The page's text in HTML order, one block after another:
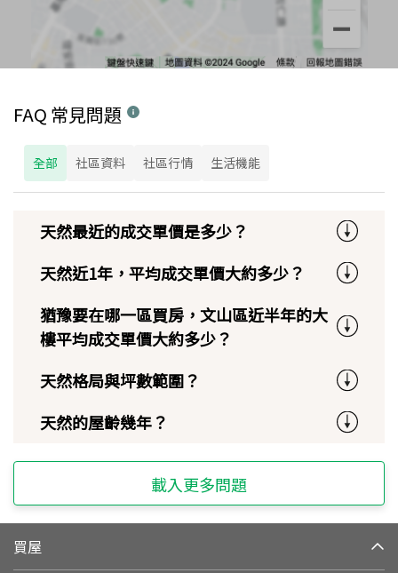
FAQ 常見問題
全部 社區資料 社區行情 生活機能
天然最近的成交單價是多少？
天然近1年，平均成交單價大約多少？
猶豫要在哪一區買房，文山區近半年的大
樓平均成交單價大約多少？
天然格局與坪數範圍？
天然的屋齡幾年？
載入更多問題
買屋